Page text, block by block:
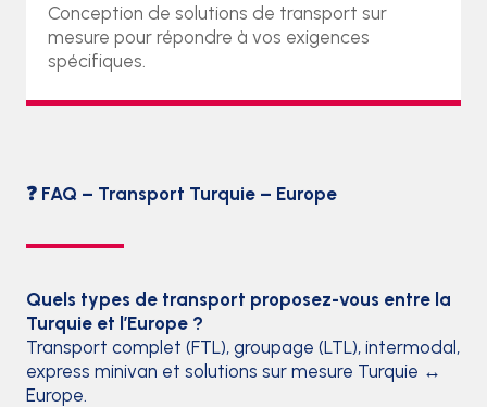
Conception de solutions de transport sur
mesure pour répondre à vos exigences
spécifiques.
❓ FAQ – Transport Turquie – Europe
Quels types de transport proposez-vous entre la
Turquie et l’Europe ?
Transport complet (FTL), groupage (LTL), intermodal,
express minivan et solutions sur mesure Turquie ↔
Europe.